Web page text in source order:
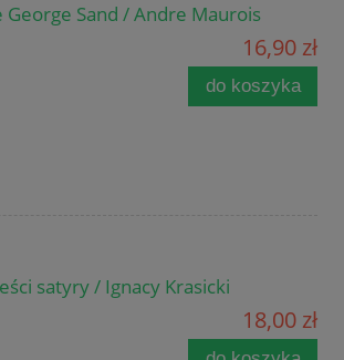
George Sand / Andre Maurois
16,90 zł
do koszyka
satyry / Ignacy Krasicki
18,00 zł